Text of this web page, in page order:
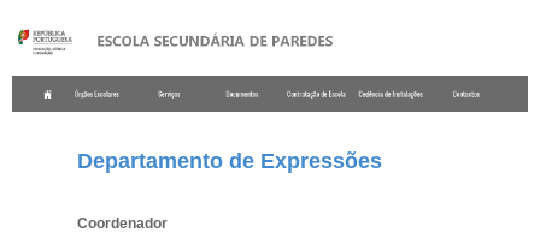
Departamento de Expressões
Coordenador